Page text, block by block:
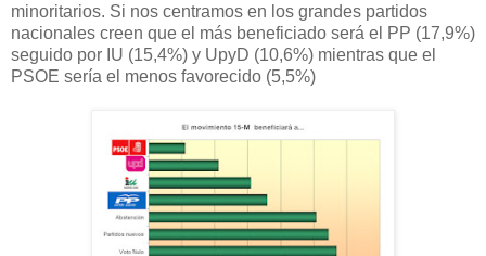
minoritarios. Si nos centramos en los grandes partidos
nacionales creen que el más beneficiado será el PP (17,9%)
seguido por IU (15,4%) y UpyD (10,6%) mientras que el
PSOE sería el menos favorecido (5,5%)